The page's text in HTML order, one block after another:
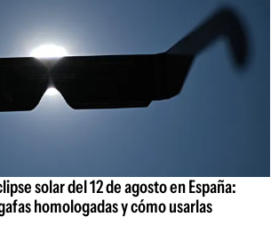
solar del 12 de agosto en España:
homologadas y cómo usarlas